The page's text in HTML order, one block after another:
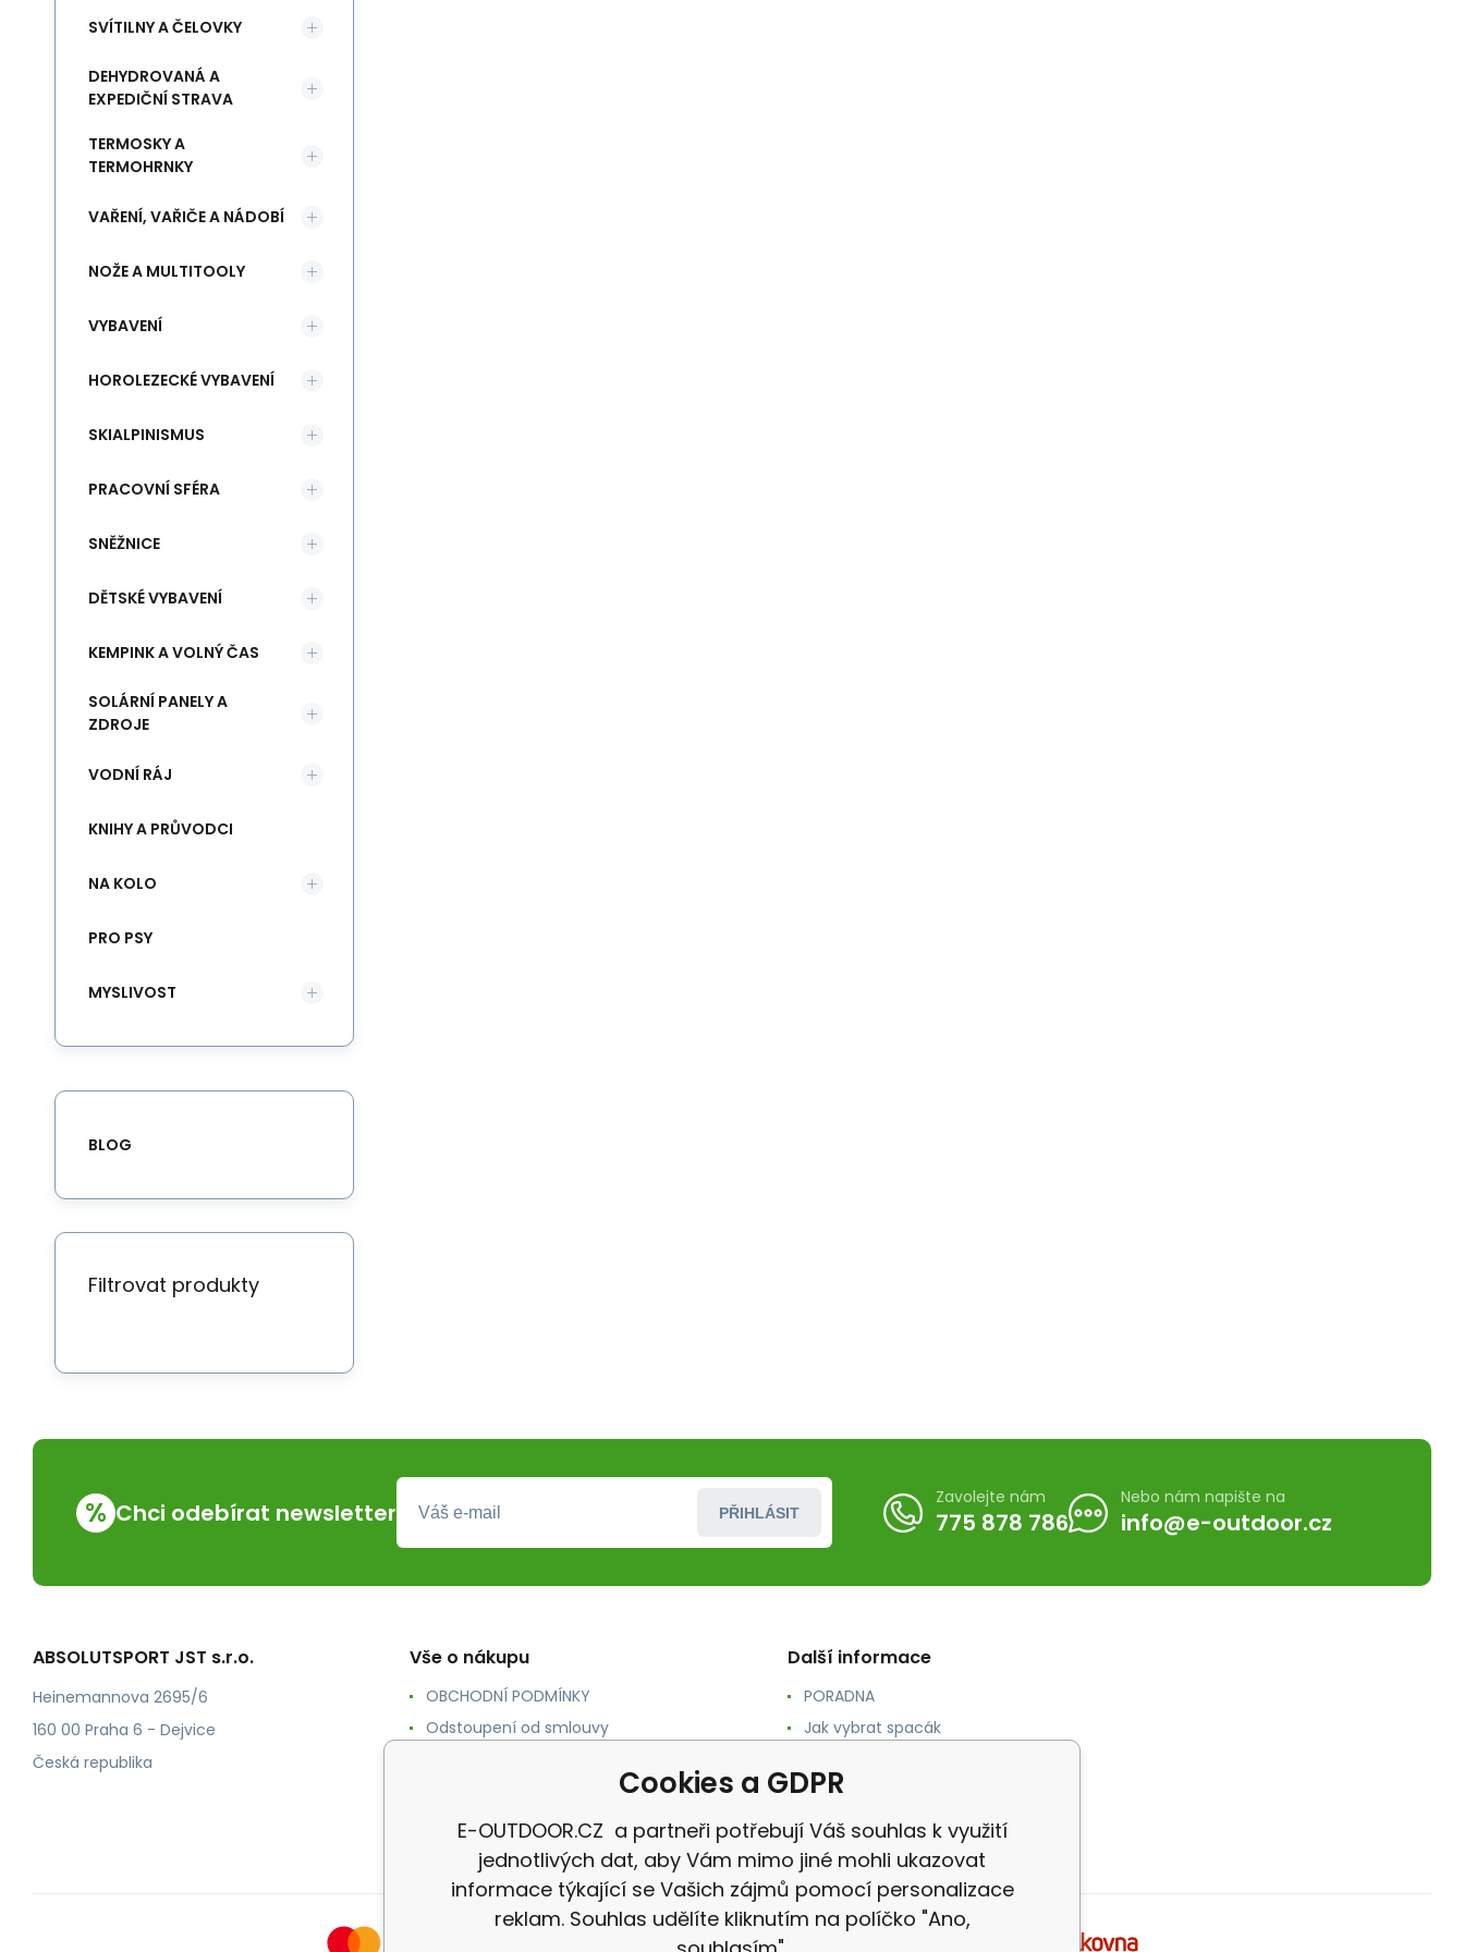
SVÍTILNY A ČELOVKY
DEHYDROVANÁ A
EXPEDIČNÍ STRAVA
TERMOSKY A
TERMOHRNKY
VAŘENÍ, VAŘIČE A NÁDOBÍ
NOŽE A MULTITOOLY
VYBAVENÍ
HOROLEZECKÉ VYBAVENÍ
SKIALPINISMUS
PRACOVNÍ SFÉRA
SNĚŽNICE
DĚTSKÉ VYBAVENÍ
KEMPINK A VOLNÝ ČAS
SOLÁRNÍ PANELY A
ZDROJE
VODNÍ RÁJ
KNIHY A PRŮVODCI
NA KOLO
PRO PSY
MYSLIVOST
BLOG
Filtrovat produkty
% Chci odebírat newsletter PŘIHLÁSIT
Zavolejte nám
775 878 786
Nebo nám napište na
info@e-outdoor.cz
ABSOLUTSPORT JST s.r.o.
Heinemannova 2695/6
160 00 Praha 6 - Dejvice
Česká republika
Vše o nákupu
OBCHODNÍ PODMÍNKY
Odstoupení od smlouvy
Ochrana osobních údajů
Další informace
PORADNA
Jak vybrat spacák
Jak vybrat karimatku
Reklamace
Cookies a GDPR
E-OUTDOOR.CZ a partneři potřebují Váš souhlas k využití
jednotlivých dat, aby Vám mimo jiné mohli ukazovat
informace týkající se Vašich zájmů pomocí personalizace
reklam. Souhlas udělíte kliknutím na políčko "Ano,